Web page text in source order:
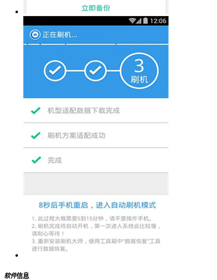
软件信息